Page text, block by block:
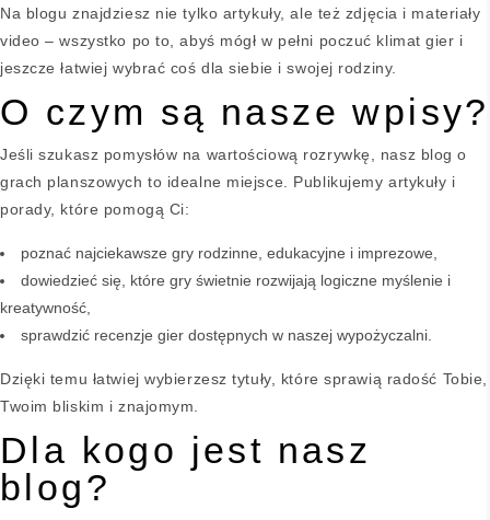
Na blogu znajdziesz nie tylko artykuły, ale też zdjęcia i materiały
video – wszystko po to, abyś mógł w pełni poczuć klimat gier i
jeszcze łatwiej wybrać coś dla siebie i swojej rodziny.
O czym są nasze wpisy?
Jeśli szukasz pomysłów na wartościową rozrywkę, nasz blog o
grach planszowych to idealne miejsce. Publikujemy artykuły i
porady, które pomogą Ci:
poznać najciekawsze gry rodzinne, edukacyjne i imprezowe,
dowiedzieć się, które gry świetnie rozwijają logiczne myślenie i
kreatywność,
sprawdzić recenzje gier dostępnych w naszej wypożyczalni.
Dzięki temu łatwiej wybierzesz tytuły, które sprawią radość Tobie,
Twoim bliskim i znajomym.
Dla kogo jest nasz
blog?